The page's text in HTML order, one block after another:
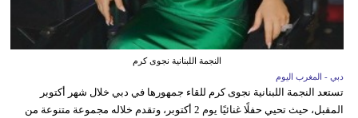
النجمة اللبنانية نجوى كرم
دبي - المغرب اليوم
تستعد النجمة اللبنانية نجوى كرم للقاء جمهورها في دبي خلال شهر أكتوبر
المقبل، حيث تحيي حفلًا غنائيًا يوم 2 أكتوبر، وتقدم خلاله مجموعة متنوعة من